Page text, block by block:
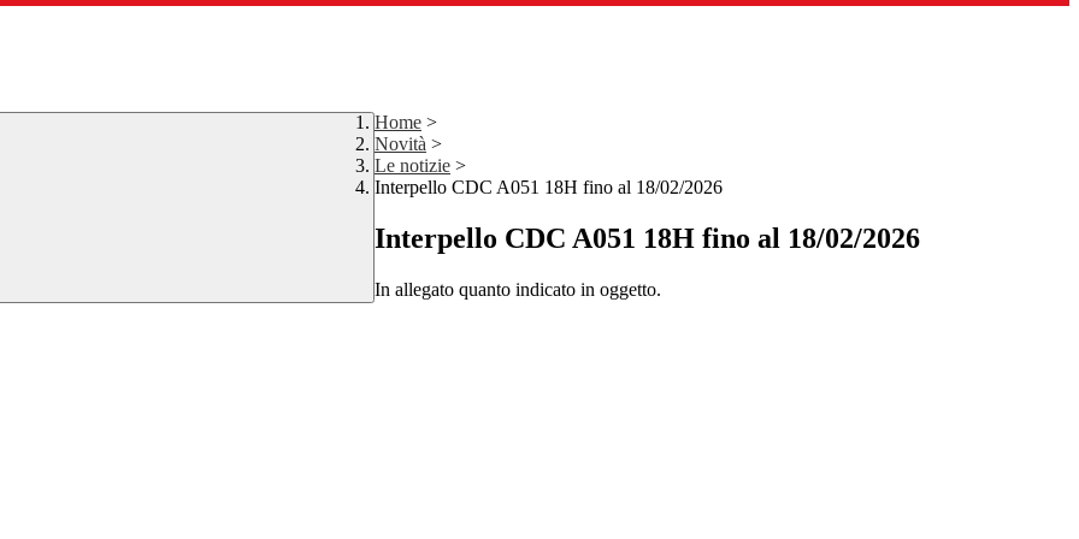
Home >
Novità >
Le notizie >
Interpello CDC A051 18H fino al 18/02/2026
Interpello CDC A051 18H fino al 18/02/2026
In allegato quanto indicato in oggetto.